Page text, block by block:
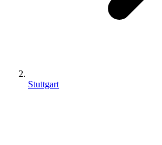
Stuttgart